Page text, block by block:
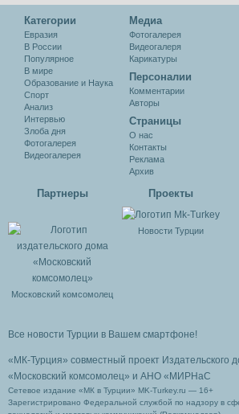
Категории
Евразия
В России
Популярное
В мире
Образование и Наука
Спорт
Анализ
Интервью
Злоба дня
Фотогалерея
Видеогалерея
Медиа
Фотогалерея
Видеогалеря
Карикатуры
Персоналии
Комментарии
Авторы
Cтраницы
О нас
Контакты
Реклама
Архив
Партнеры
Московский комсомолец
Проекты
Новости Турции
Все новости Турции в Вашем смартфоне!
«МК-Турция» совместный проект Издательского
«Московский комсомолец» и АНО «МИРНаС
Сетевое издание «МК в Турции» MK-Turkey.ru — 16+
Зарегистрировано Федеральной службой по надзору в